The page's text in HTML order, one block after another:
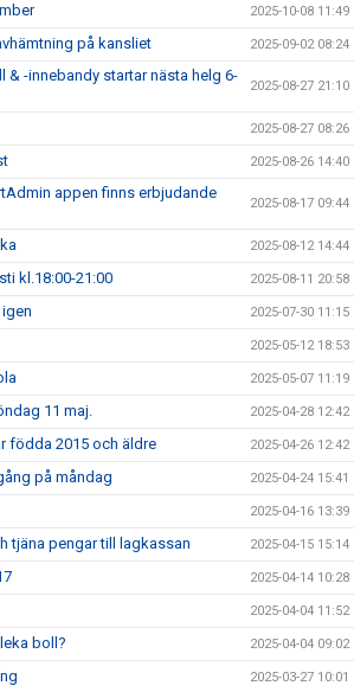
2025-10-08 11:49
på kansliet 2025-09-02 08:24
& -innebandy startar nästa helg 6-
2025-08-27 21:10
2025-08-27 08:26
2025-08-26 14:40
appen finns erbjudande
2025-08-17 09:44
2025-08-12 14:44
kl.18:00-21:00 2025-08-11 20:58
2025-07-30 11:15
2025-05-12 18:53
2025-05-07 11:19
11 maj. 2025-04-28 12:42
födda 2015 och äldre 2025-04-26 12:42
på måndag 2025-04-24 15:41
2025-04-16 13:39
tjäna pengar till lagkassan 2025-04-15 15:14
2025-04-14 10:28
2025-04-04 11:52
boll? 2025-04-04 09:02
2025-03-27 10:01